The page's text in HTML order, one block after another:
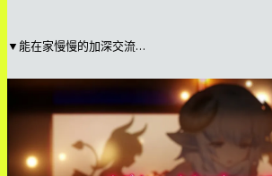
▼能在家慢慢的加深交流…